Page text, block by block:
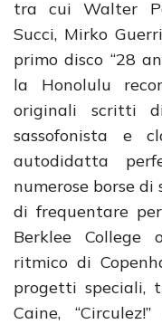
tra cui Walter
Succi, Mirko
primo disco “28
la Honolulu
originali scritti
sassofonista e
autodidatta
numerose borse
di frequentare
Berklee
ritmico di
progetti speciali,
Caine,